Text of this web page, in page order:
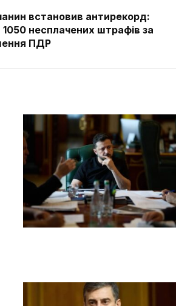
встановив антирекорд:
несплачених штрафів за
ПДР